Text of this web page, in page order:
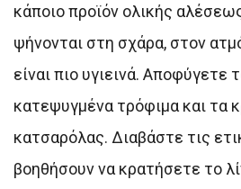
κάποιο προϊόν ολικής
ψήνονται στη σχάρα, στον
είναι πιο υγιεινά. Αποφύγετε
κατεψυγμένα τρόφιμα και τα
κατσαρόλας. Διαβάστε τις
βοηθήσουν να κρατήσετε το